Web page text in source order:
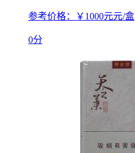
参考价格： ￥1000元元/盒
0分